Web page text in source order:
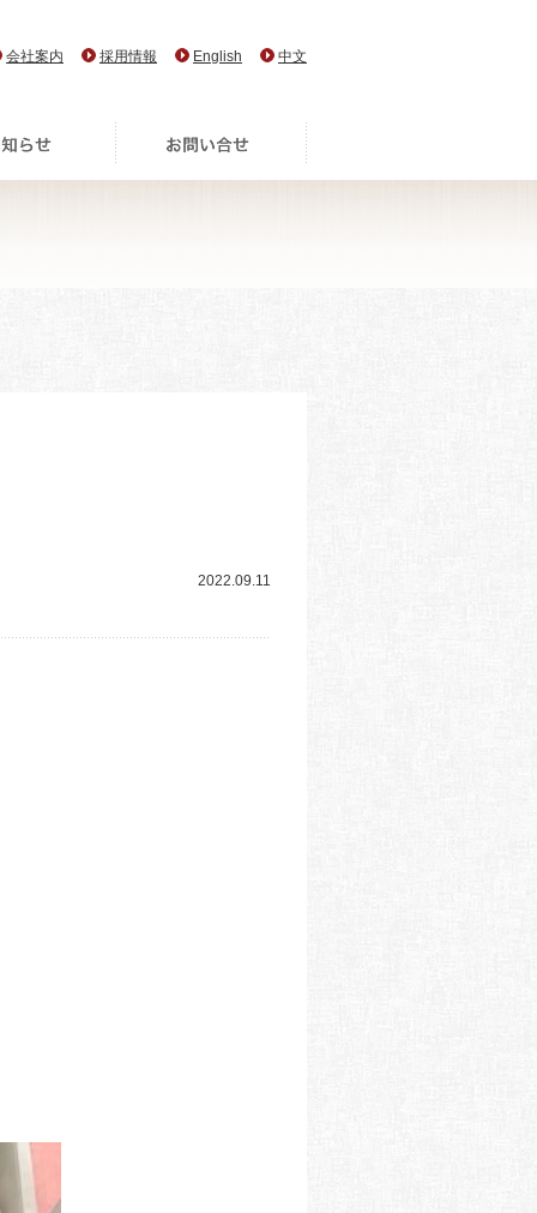
会社案内 採用情報 English 中文
2022.09.11